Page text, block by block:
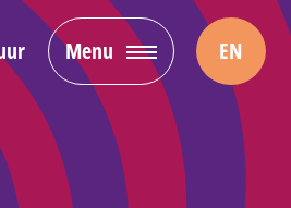
Menu EN